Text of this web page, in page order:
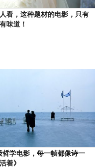
看，这种题材的电影，只有
味道！
哲学电影，每一帧都像诗一
着》